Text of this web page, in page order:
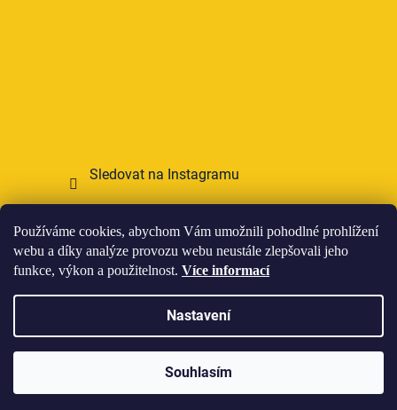
Používáme cookies, abychom Vám umožnili pohodlné prohlížení
webu a díky analýze provozu webu neustále zlepšovali jeho
funkce, výkon a použitelnost. Více informací
Nastavení
Souhlasím
Sledovat na Instagramu
Přijímáme online platby
Vytvořil Shoptet
HOWIES. Všechna práva vyhrazena.
Upravit nastavení cookies